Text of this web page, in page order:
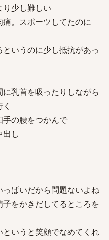
り少し難しい
痛。スポーツしてたのに
いうのに少し抵抗があっ
乳首を吸ったりしながら
手の腰をつかんで
出し
ぱいだから問題ないよね
をかきだしてるところを
いうと笑顔でなめてくれ